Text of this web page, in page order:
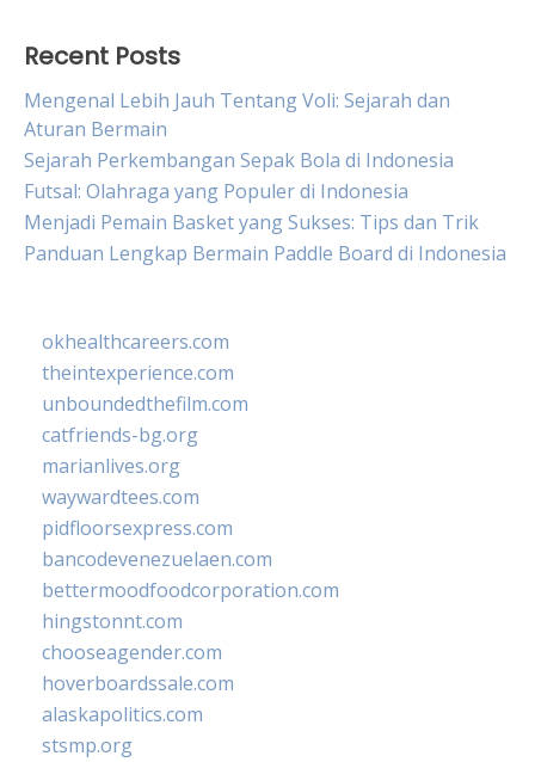
Recent Posts
Mengenal Lebih Jauh Tentang Voli: Sejarah dan
Aturan Bermain
Sejarah Perkembangan Sepak Bola di Indonesia
Futsal: Olahraga yang Populer di Indonesia
Menjadi Pemain Basket yang Sukses: Tips dan Trik
Panduan Lengkap Bermain Paddle Board di Indonesia
okhealthcareers.com
theintexperience.com
unboundedthefilm.com
catfriends-bg.org
marianlives.org
waywardtees.com
pidfloorsexpress.com
bancodevenezuelaen.com
bettermoodfoodcorporation.com
hingstonnt.com
chooseagender.com
hoverboardssale.com
alaskapolitics.com
stsmp.org